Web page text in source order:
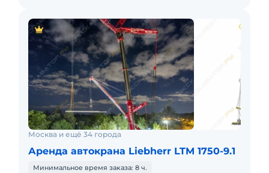
Москва и ещё 34 города
Аренда автокрана Liebherr LTM 1750-9.1
Минимальное время заказа: 8 ч.